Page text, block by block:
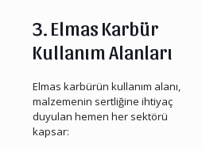
3. Elmas Karbür
Kullanım Alanları
Elmas karbürün kullanım alanı,
malzemenin sertliğine ihtiyaç
duyulan hemen her sektörü
kapsar: